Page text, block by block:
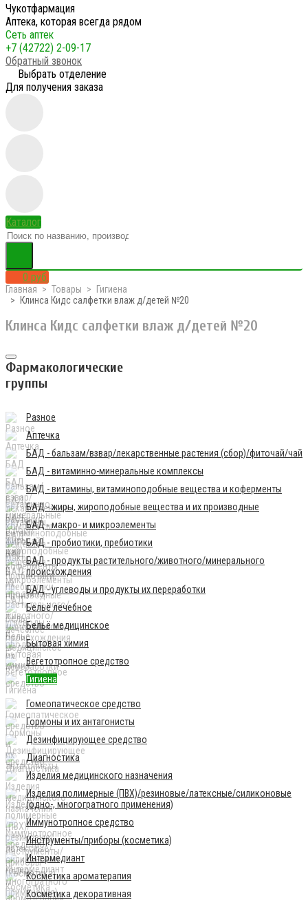
Чукотфармация
Аптека, которая всегда рядом
Сеть аптек
+7 (42722) 2-09-17
Обратный звонок
Выбрать отделение
Для получения заказа
Каталог
0 руб.
Главная Товары
Гигиена
Клинса Кидс салфетки влаж д/детей №20
Клинса Кидс салфетки влаж д/детей №20
Фармакологические
группы
Разное
Аптечка
БАД - бальзам/взвар/лекарственные растения (сбор)/фиточай/чай
БАД - витаминно-минеральные комплексы
БАД - витамины, витаминоподобные вещества и коферменты
БАД - жиры, жироподобные вещества и их производные
БАД - макро- и микроэлементы
БАД - пробиотики, пребиотики
БАД - продукты растительного/животного/минерального
происхождения
БАД - углеводы и продукты их переработки
Бельё лечебное
Бельё медицинское
Бытовая химия
Вегетотропное средство
Гигиена
Гомеопатическое средство
Гормоны и их антагонисты
Дезинфицирующее средство
Диагностика
Изделия медицинского назначения
Изделия полимерные (ПВХ)/резиновые/латексные/силиконовые
(одно-, многогратного применения)
Иммунотропное средство
Инструменты/приборы (косметика)
Интермедиант
Косметика ароматерапия
Косметика декоративная